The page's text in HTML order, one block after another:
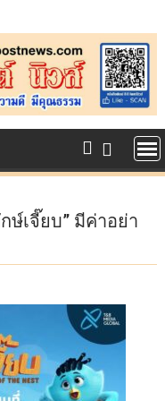
ษ์เจี๊ยบ” มีค่าอย่า